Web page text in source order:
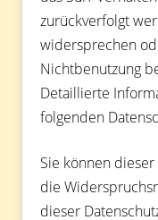
zurückverfolgt
widersprechen
Nichtbenutzung
Detaillierte
folgenden
Sie können
die
dieser